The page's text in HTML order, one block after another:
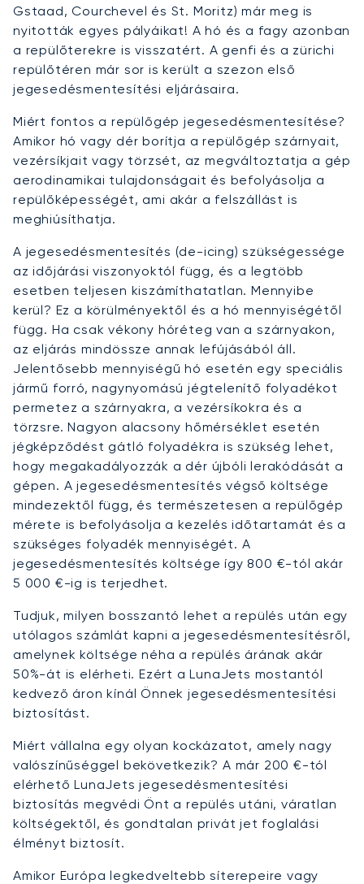
Gstaad, Courchevel és St. Moritz) már meg is
nyitották egyes pályáikat! A hó és a fagy azonban
a repülőterekre is visszatért. A genfi és a zürichi
repülőtéren már sor is került a szezon első
jegesedésmentesítési eljárásaira.
Miért fontos a repülőgép jegesedésmentesítése?
Amikor hó vagy dér borítja a repülőgép szárnyait,
vezérsíkjait vagy törzsét, az megváltoztatja a gép
aerodinamikai tulajdonságait és befolyásolja a
repülőképességét, ami akár a felszállást is
meghiúsíthatja.
A jegesedésmentesítés (de-icing) szükségessége
az időjárási viszonyoktól függ, és a legtöbb
esetben teljesen kiszámíthatatlan. Mennyibe
kerül? Ez a körülményektől és a hó mennyiségétől
függ. Ha csak vékony hóréteg van a szárnyakon,
az eljárás mindössze annak lefújásából áll.
Jelentősebb mennyiségű hó esetén egy speciális
jármű forró, nagynyomású jégtelenítő folyadékot
permetez a szárnyakra, a vezérsíkokra és a
törzsre. Nagyon alacsony hőmérséklet esetén
jégképződést gátló folyadékra is szükség lehet,
hogy megakadályozzák a dér újbóli lerakódását a
gépen. A jegesedésmentesítés végső költsége
mindezektől függ, és természetesen a repülőgép
mérete is befolyásolja a kezelés időtartamát és a
szükséges folyadék mennyiségét. A
jegesedésmentesítés költsége így 800 €-tól akár
5 000 €-ig is terjedhet.
Tudjuk, milyen bosszantó lehet a repülés után egy
utólagos számlát kapni a jegesedésmentesítésről,
amelynek költsége néha a repülés árának akár
50%-át is elérheti. Ezért a LunaJets mostantól
kedvező áron kínál Önnek jegesedésmentesítési
biztosítást.
Miért vállalna egy olyan kockázatot, amely nagy
valószínűséggel bekövetkezik? A már 200 €-tól
elérhető LunaJets jegesedésmentesítési
biztosítás megvédi Önt a repülés utáni, váratlan
költségektől, és gondtalan privát jet foglalási
élményt biztosít.
Amikor Európa legkedveltebb síterepeire vagy